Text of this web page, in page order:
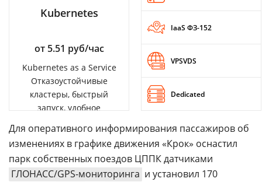
Kubernetes
от 5.51 руб/час
Kubernetes as a Service
Отказоустойчивые
кластеры, быстрый
запуск, удобное
IaaS ФЗ-152
VPSVDS
Dedicated
Для оперативного информирования пассажиров об
изменениях в графике движения «Крок» оснастил
парк собственных поездов ЦППК датчиками
ГЛОНАСС/GPS-мониторинга и установил 170